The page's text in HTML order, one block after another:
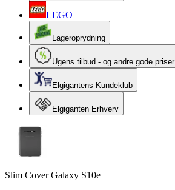
LEGO
Lageroprydning
Ugens tilbud - og andre gode priser
Elgigantens Kundeklub
Elgiganten Erhverv
Slim Cover Galaxy S10e